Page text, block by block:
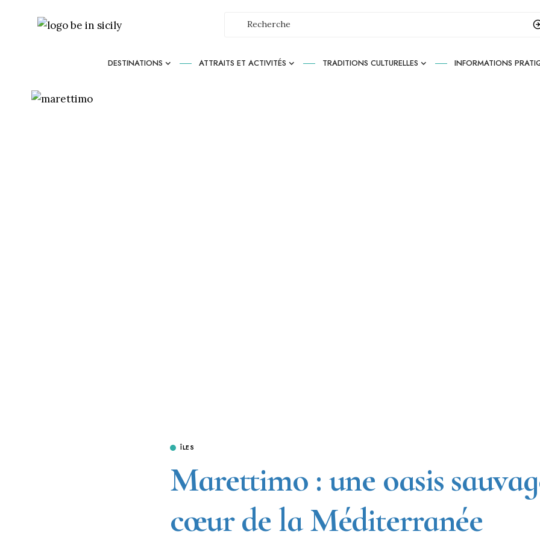
DESTINATIONS ATTRAITS ET ACTIVITÉS TRADITIONS CULTURELLES INFORMATIONS
ÎLES
Marettimo : une oasis
cœur de la Méditerranée